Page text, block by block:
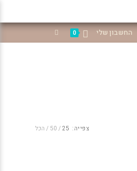
החשבון שלי 0
צפייה: 25
50 הכל